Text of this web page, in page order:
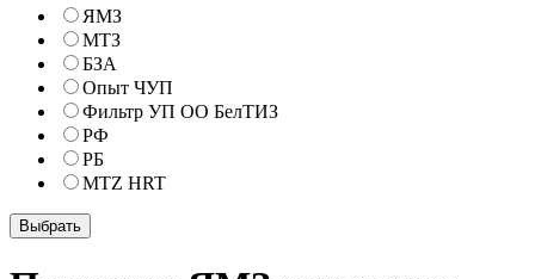
ЯМЗ
МТЗ
БЗА
Опыт ЧУП
Фильтр УП ОО БелТИЗ
РФ
РБ
MTZ HRT